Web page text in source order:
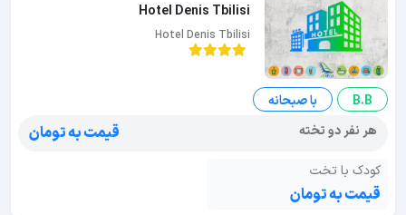
Hotel Denis Tbilisi
Hotel Denis Tbilisi
B.B
با صبحانه
هر نفر دو تخته
قیمت به تومان
کودک با تخت
قیمت به تومان